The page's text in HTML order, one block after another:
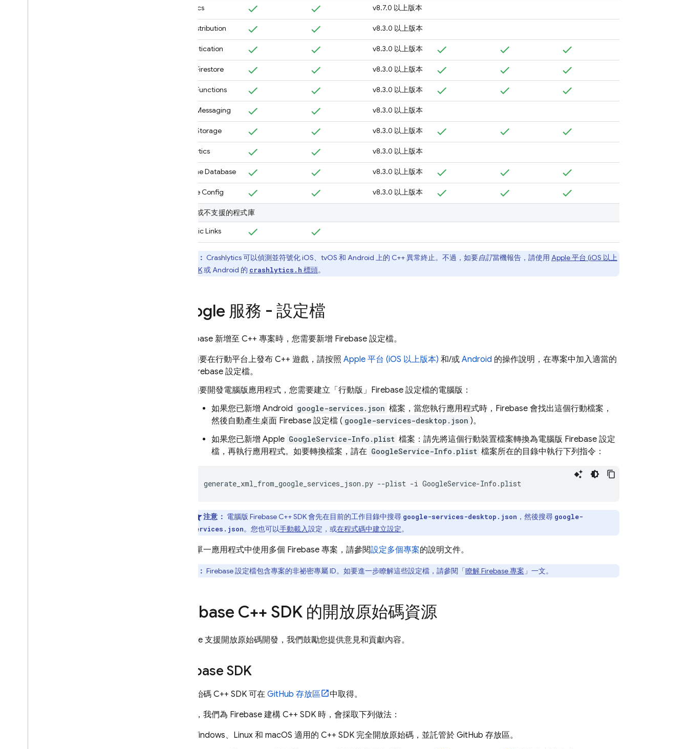
Analytics v8.7.0 以上版本
App Distribution v8.3.0 以上版本
Authentication v8.3.0 以上版本
Cloud Firestore v8.3.0 以上版本
Cloud Functions v8.3.0 以上版本
Cloud Messaging v8.3.0 以上版本
Cloud Storage v8.3.0 以上版本
Crashlytics v8.3.0 以上版本
Realtime Database v8.3.0 以上版本
Remote Config v8.3.0 以上版本
已淘汰或不支援的程式庫
Dynamic Links
注意： Crashlytics可以偵測並符號化 iOS、tvOS 和 Android 上的 C++ 異常終止。不過，如要自訂當機報告，請使用 Apple 平台 (iOS 以上
版本) SDK或 Android 的 crashlytics.h 標頭。
Google 服務 - 設定檔
將 Firebase 新增至 C++ 專案時，您需要新增 Firebase 設定檔。
如要在行動平台上發布 C++ 遊戲，請按照 Apple 平台 (iOS 以上版本) 和/或 Android 的操作說明，在專案中加入適當的
Firebase 設定檔。
如要開發電腦版應用程式，您需要建立「行動版」Firebase 設定檔的電腦版：
如果您已新增 Android google-services.json 檔案，當您執行應用程式時，Firebase 會找出這個行動檔案，
然後自動產生桌面 Firebase 設定檔 ( google-services-desktop.json )。
如果您已新增 Apple GoogleService-Info.plist 檔案：請先將這個行動裝置檔案轉換為電腦版 Firebase 設定
檔，再執行應用程式。如要轉換檔案，請在 GoogleService-Info.plist 檔案所在的目錄中執行下列指令：
generate_xml_from_google_services_json .py --plist -i GoogleService-Info .plist
注意： 電腦版 Firebase C++ SDK 會先在目前的工作目錄中搜尋 google-services-desktop.json ，然後搜尋 google-
services.json。您也可以手動載入設定，或在程式碼中建立設定。
如要在單一應用程式中使用多個 Firebase 專案，請參閱設定多個專案的說明文件。
注意： Firebase 設定檔包含專案的非祕密專屬 ID。如要進一步瞭解這些設定檔，請參閱「瞭解 Firebase 專案 」一文。
Firebase C++ SDK 的開放原始碼資源
Firebase 支援開放原始碼開發，我們鼓勵您提供意見和貢獻內容。
Firebase SDK
開放原始碼 C++ SDK 可在 GitHub 存放區
中取得。
請注意，我們為 Firebase 建構 C++ SDK 時，會採取下列做法：
Windows、Linux 和 macOS 適用的 C++ SDK 完全開放原始碼，並託管於 GitHub 存放區。